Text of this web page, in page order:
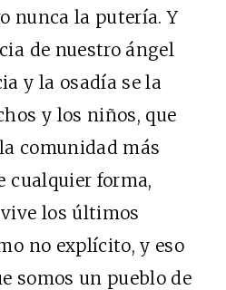
nunca la putería. Y
de nuestro ángel
y la osadía se la
y los niños, que
comunidad más
cualquier forma,
los últimos
no explícito, y eso
somos un pueblo de